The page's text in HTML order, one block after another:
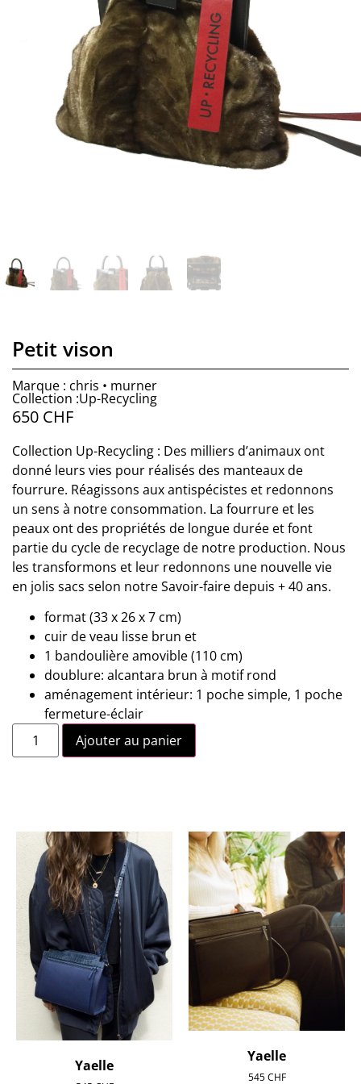
Petit vison
Marque : chris • murner
Collection :Up-Recycling
650 CHF
Collection Up-Recycling : Des milliers d’animaux ont
donné leurs vies pour réalisés des manteaux de
fourrure. Réagissons aux antispécistes et redonnons
un sens à notre consommation. La fourrure et les
peaux ont des propriétés de longue durée et font
partie du cycle de recyclage de notre production. Nous
les transformons et leur redonnons une nouvelle vie
en jolis sacs selon notre Savoir-faire depuis + 40 ans.
format (33 x 26 x 7 cm)
cuir de veau lisse brun et
1 bandoulière amovible (110 cm)
doublure: alcantara brun à motif rond
aménagement intérieur: 1 poche simple, 1 poche
fermeture-éclair
Ajouter au panier
Yaelle
Yaelle
545CHF